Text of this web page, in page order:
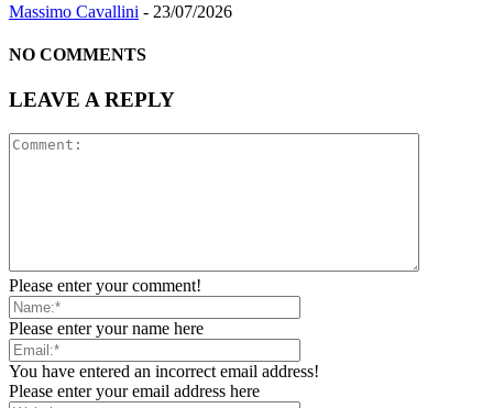
Massimo Cavallini - 23/07/2026
NO COMMENTS
LEAVE A REPLY
Please enter your comment!
Please enter your name here
You have entered an incorrect email address!
Please enter your email address here